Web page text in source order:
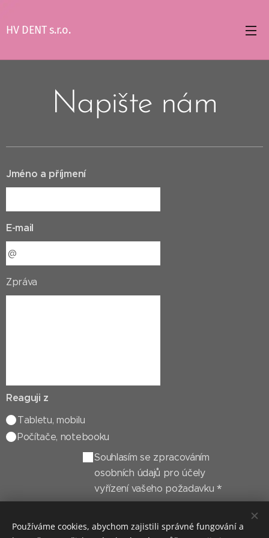
HV DENT s.r.o.
Napište nám
Jméno a příjmení
E-mail
Zpráva
Reaguji z
Tabletu, mobilu
Počítače, notebooku
Souhlasím se zpracováním
osobních údajů pro účely
vyřízení vašeho požadavku
Odeslat
Používáme cookies, abychom zajistili správné fungování a